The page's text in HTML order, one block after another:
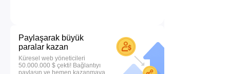
Paylaşarak büyük
paralar kazan
Küresel web yöneticileri
50.000.000 $ çekti! Bağlantıyı
paylaşın ve hemen kazanmaya